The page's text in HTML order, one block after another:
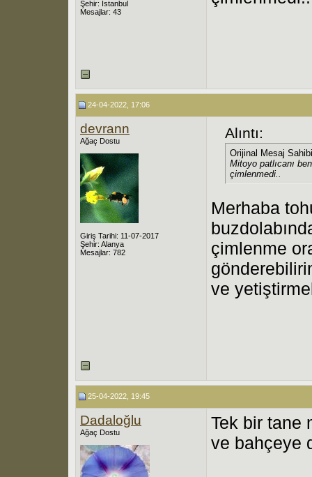
Şehir: İstanbul
Mesajlar: 43
24-04-2022, 17:06
devrann
Ağaç Dostu
Giriş Tarihi: 11-07-2017
Şehir: Alanya
Mesajlar: 782
Alıntı:
Orijinal Mesaj
Mitoyo patlıcanı
çimlenmedi..
Merhaba
çimlenme
ve
25-04-2022, 19:45
Dadaloğlu
Ağaç Dostu
Tek bir tane
ve bahçeye